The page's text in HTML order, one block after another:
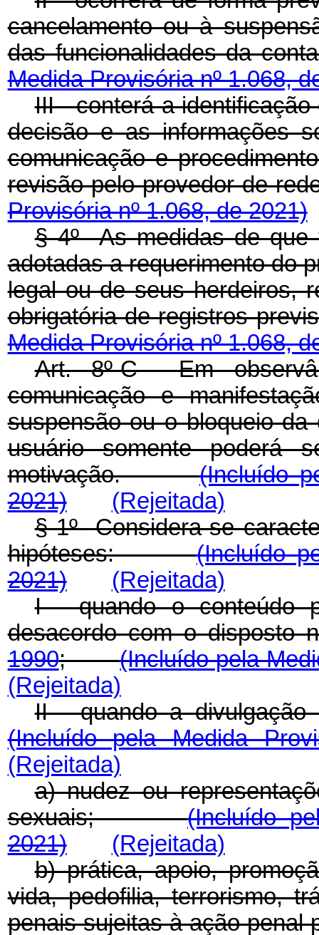
cancelamento ou à
das funcionalidades da
Medida Provisória nº 1.068,
III - conterá a
decisão e as informações
comunicação e
revisão pelo provedor de
Provisória nº 1.068, de 2021)
§ 4º As medidas de
adotadas a requerimento do
legal ou de seus herdeiros,
obrigatória de registros
Medida Provisória nº 1.068,
Art. 8º-C Em
comunicação e
suspensão ou o bloqueio
usuário somente poderá
motivação.(Incluído
2021)
(Rejeitada)
§ 1º Considera-se
hipóteses:(Incluído
2021)
(Rejeitada)
I - quando o conteúdo
desacordo com o disposto
1990;(Incluído pela
(Rejeitada)
II - quando a
(Incluído pela Medida
(Rejeitada)
a) nudez ou
sexuais;(Incluído
2021)
(Rejeitada)
b) prática, apoio,
vida, pedofilia, terrorismo,
penais sujeitas à ação